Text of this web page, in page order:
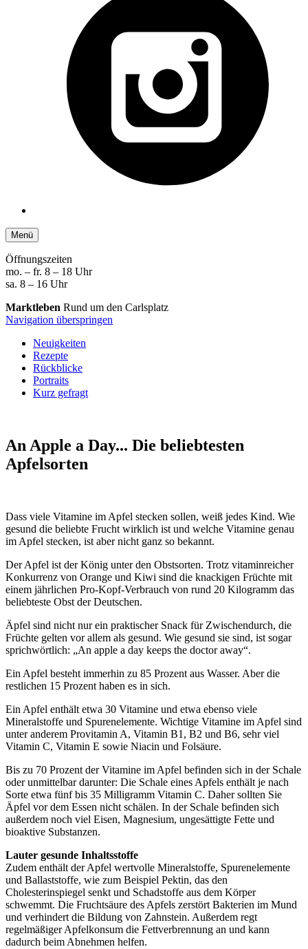
Menü
Öffnungszeiten
mo. – fr. 8 – 18 Uhr
sa. 8 – 16 Uhr
Marktleben Rund um den Carlsplatz
Navigation überspringen
Neuigkeiten
Rezepte
Rückblicke
Portraits
Kurz gefragt
An Apple a Day... Die beliebtesten
Apfelsorten
Dass viele Vitamine im Apfel stecken sollen, weiß jedes Kind. Wie
gesund die beliebte Frucht wirklich ist und welche Vitamine genau
im Apfel stecken, ist aber nicht ganz so bekannt.
Der Apfel ist der König unter den Obstsorten. Trotz vitaminreicher
Konkurrenz von Orange und Kiwi sind die knackigen Früchte mit
einem jährlichen Pro-Kopf-Verbrauch von rund 20 Kilogramm das
beliebteste Obst der Deutschen.
Äpfel sind nicht nur ein praktischer Snack für Zwischendurch, die
Früchte gelten vor allem als gesund. Wie gesund sie sind, ist sogar
sprichwörtlich: „An apple a day keeps the doctor away“.
Ein Apfel besteht immerhin zu 85 Prozent aus Wasser. Aber die
restlichen 15 Prozent haben es in sich.
Ein Apfel enthält etwa 30 Vitamine und etwa ebenso viele
Mineralstoffe und Spurenelemente. Wichtige Vitamine im Apfel sind
unter anderem Provitamin A, Vitamin B1, B2 und B6, sehr viel
Vitamin C, Vitamin E sowie Niacin und Folsäure.
Bis zu 70 Prozent der Vitamine im Apfel befinden sich in der Schale
oder unmittelbar darunter: Die Schale eines Apfels enthält je nach
Sorte etwa fünf bis 35 Milligramm Vitamin C. Daher sollten Sie
Äpfel vor dem Essen nicht schälen. In der Schale befinden sich
außerdem noch viel Eisen, Magnesium, ungesättigte Fette und
bioaktive Substanzen.
Lauter gesunde Inhaltsstoffe
Zudem enthält der Apfel wertvolle Mineralstoffe, Spurenelemente
und Ballaststoffe, wie zum Beispiel Pektin, das den
Cholesterinspiegel senkt und Schadstoffe aus dem Körper
schwemmt. Die Fruchtsäure des Apfels zerstört Bakterien im Mund
und verhindert die Bildung von Zahnstein. Außerdem regt
regelmäßiger Apfelkonsum die Fettverbrennung an und kann
dadurch beim Abnehmen helfen.